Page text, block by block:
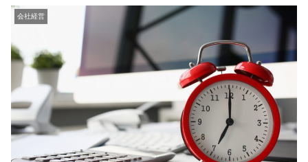
会社経営